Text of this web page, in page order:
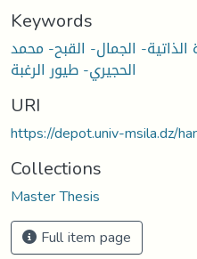
Keywords
الذاتية- الجمال- القبح- محمد
الحجيري- طيور الرغبة
URI
https://depot.univ-msila.dz/
Collections
Master Thesis
Full item page